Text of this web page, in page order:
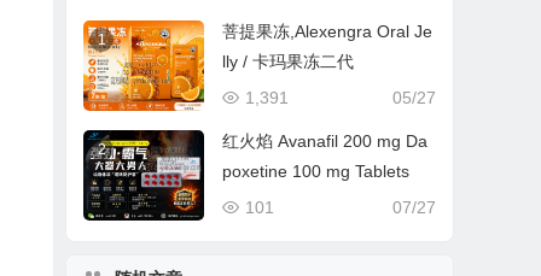
1
菩提果冻,Alexengra Oral Je
lly / 卡玛果冻二代
05/27
1,391
2
红火焰 Avanafil 200 mg Da
poxetine 100 mg Tablets
07/27
101